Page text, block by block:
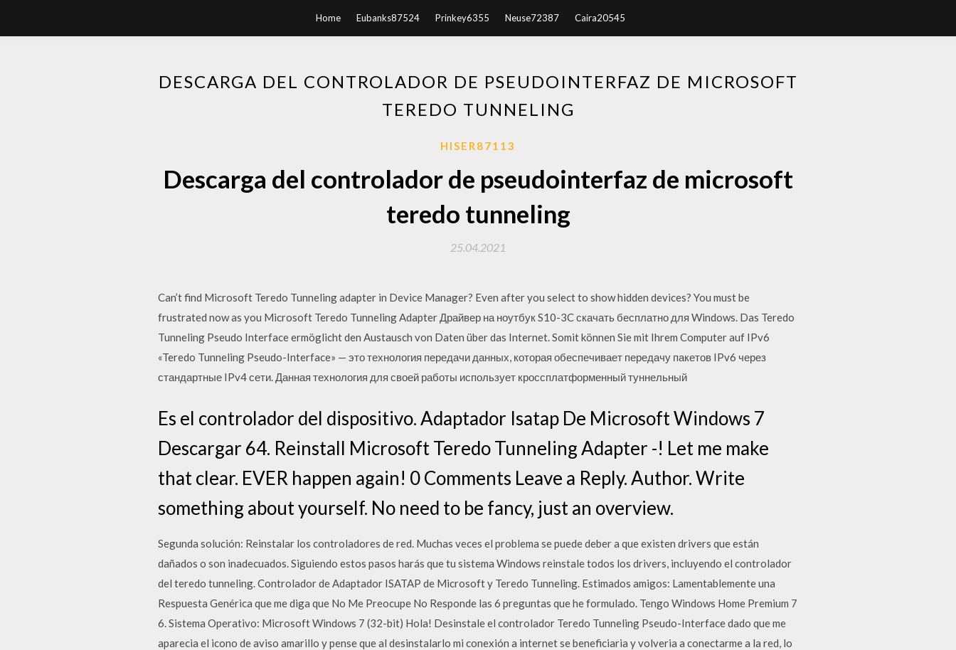
Home Eubanks87524 Prinkey6355 Neuse72387 Caira20545
DESCARGA DEL CONTROLADOR DE PSEUDOINTERFAZ DE MICROSOFT
TEREDO TUNNELING
HISER87113
Descarga del controlador de pseudointerfaz de microsoft
teredo tunneling
25.04.2021
Can’t find Microsoft Teredo Tunneling adapter in Device Manager? Even after you select to show hidden devices? You must be
frustrated now as you Microsoft Teredo Tunneling Adapter Драйвер на ноутбук S10-3C скачать бесплатно для Windows. Das Teredo
Tunneling Pseudo Interface ermöglicht den Austausch von Daten über das Internet. Somit können Sie mit Ihrem Computer auf IPv6
«Teredo Tunneling Pseudo-Interface» — это технология передачи данных, которая обеспечивает передачу пакетов IPv6 через
стандартные IPv4 сети. Данная технология для своей работы использует кроссплатформенный туннельный
Es el controlador del dispositivo. Adaptador Isatap De Microsoft Windows 7
Descargar 64. Reinstall Microsoft Teredo Tunneling Adapter -! Let me make
that clear. EVER happen again! 0 Comments Leave a Reply. Author. Write
something about yourself. No need to be fancy, just an overview.
Segunda solución: Reinstalar los controladores de red. Muchas veces el problema se puede deber a que existen drivers que están
dañados o son inadecuados. Siguiendo estos pasos harás que tu sistema Windows reinstale todos los drivers, incluyendo el controlador
del teredo tunneling. Controlador de Adaptador ISATAP de Microsoft y Teredo Tunneling. Estimados amigos: Lamentablemente una
Respuesta Genérica que me diga que No Me Preocupe No Responde las 6 preguntas que he formulado. Tengo Windows Home Premium 7
6. Sistema Operativo: Microsoft Windows 7 (32-bit) Hola! Desinstale el controlador Teredo Tunneling Pseudo-Interface dado que me
aparecia el icono de aviso amarillo y pense que al desinstalarlo mi conexión a internet se beneficiaria y volveria a conectarme a la red, lo